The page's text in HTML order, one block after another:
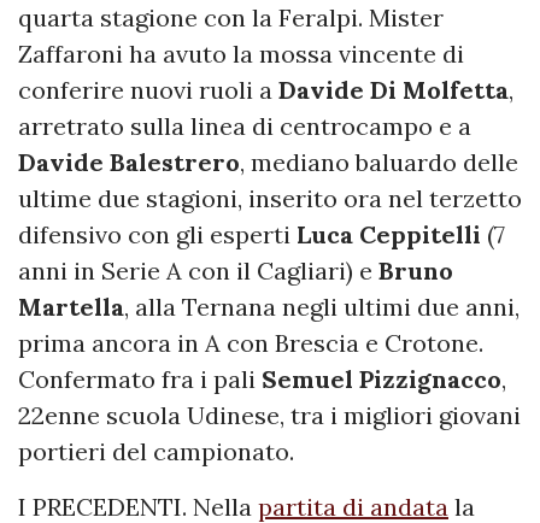
quarta stagione con la Feralpi. Mister
Zaffaroni ha avuto la mossa vincente di
conferire nuovi ruoli a Davide Di Molfetta,
arretrato sulla linea di centrocampo e a
Davide Balestrero, mediano baluardo delle
ultime due stagioni, inserito ora nel terzetto
difensivo con gli esperti Luca Ceppitelli (7
anni in Serie A con il Cagliari) e Bruno
Martella, alla Ternana negli ultimi due anni,
prima ancora in A con Brescia e Crotone.
Confermato fra i pali Semuel Pizzignacco,
22enne scuola Udinese, tra i migliori giovani
portieri del campionato.
I PRECEDENTI. Nella partita di andata la